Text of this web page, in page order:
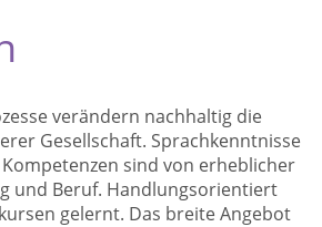
verändern nachhaltig die
Gesellschaft. Sprachkenntnisse
sind von erheblicher
und Beruf. Handlungsorientiert
gelernt. Das breite Angebot